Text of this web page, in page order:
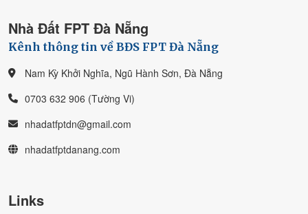
Nhà Đất FPT Đà Nẵng
Kênh thông tin về BĐS FPT Đà Nẵng
Nam Kỳ Khởi Nghĩa, Ngũ Hành Sơn, Đà Nẵng
0703 632 906 (Tường Vi)
nhadatfptdn@gmail.com
nhadatfptdanang.com
Links